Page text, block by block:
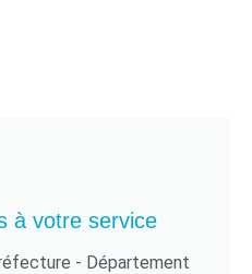
à votre service
- Département